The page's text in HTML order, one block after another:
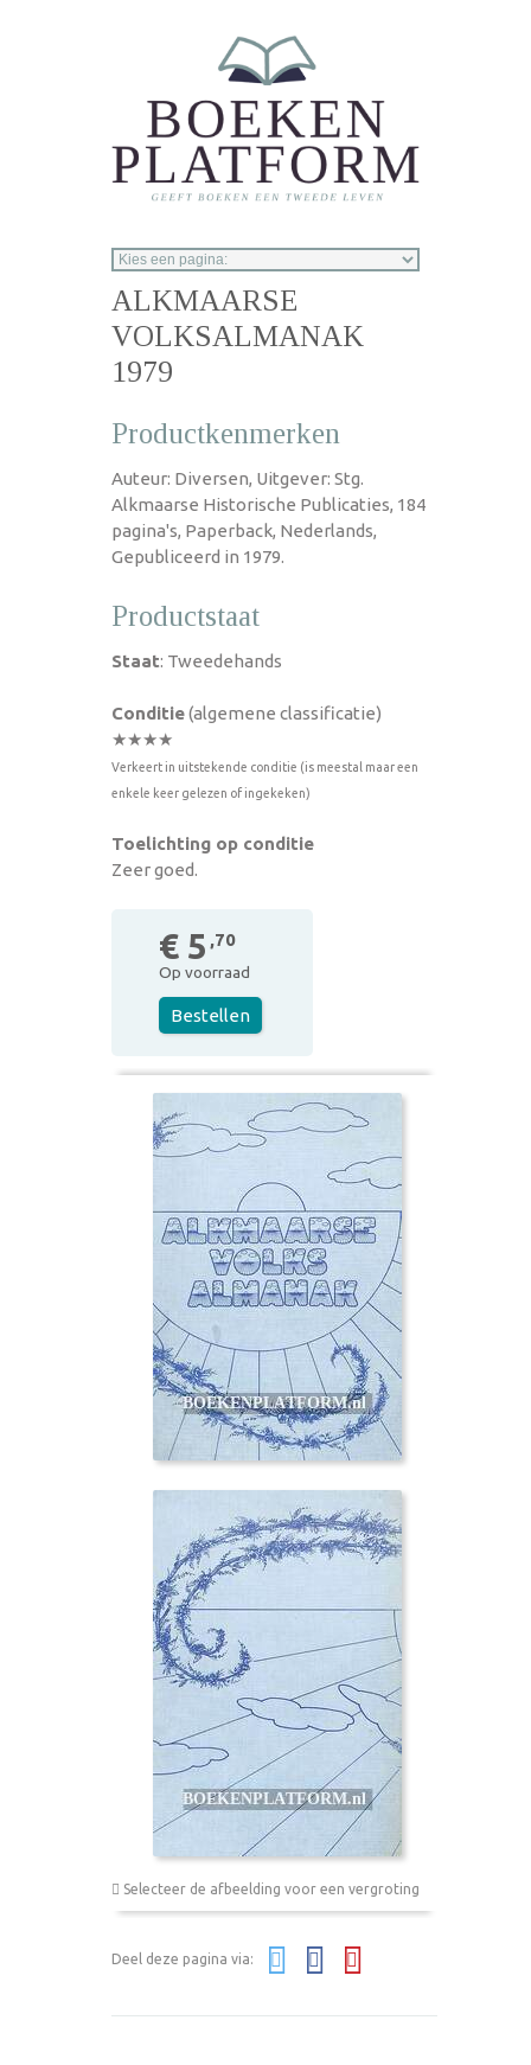
ALKMAARSE
VOLKSALMANAK
1979
Productkenmerken
Auteur: Diversen, Uitgever: Stg.
Alkmaarse Historische Publicaties, 184
pagina's, Paperback, Nederlands,
Gepubliceerd in 1979.
Productstaat
Staat: Tweedehands
Conditie(algemene classificatie)
★★★★
Verkeert in uitstekende conditie (is meestal maar een
enkele keer gelezen of ingekeken)
Toelichting op conditie
Zeer goed.
€ 5 ,70
Op voorraad
Bestellen
Selecteer de afbeelding voor een vergroting
Deel deze pagina via: